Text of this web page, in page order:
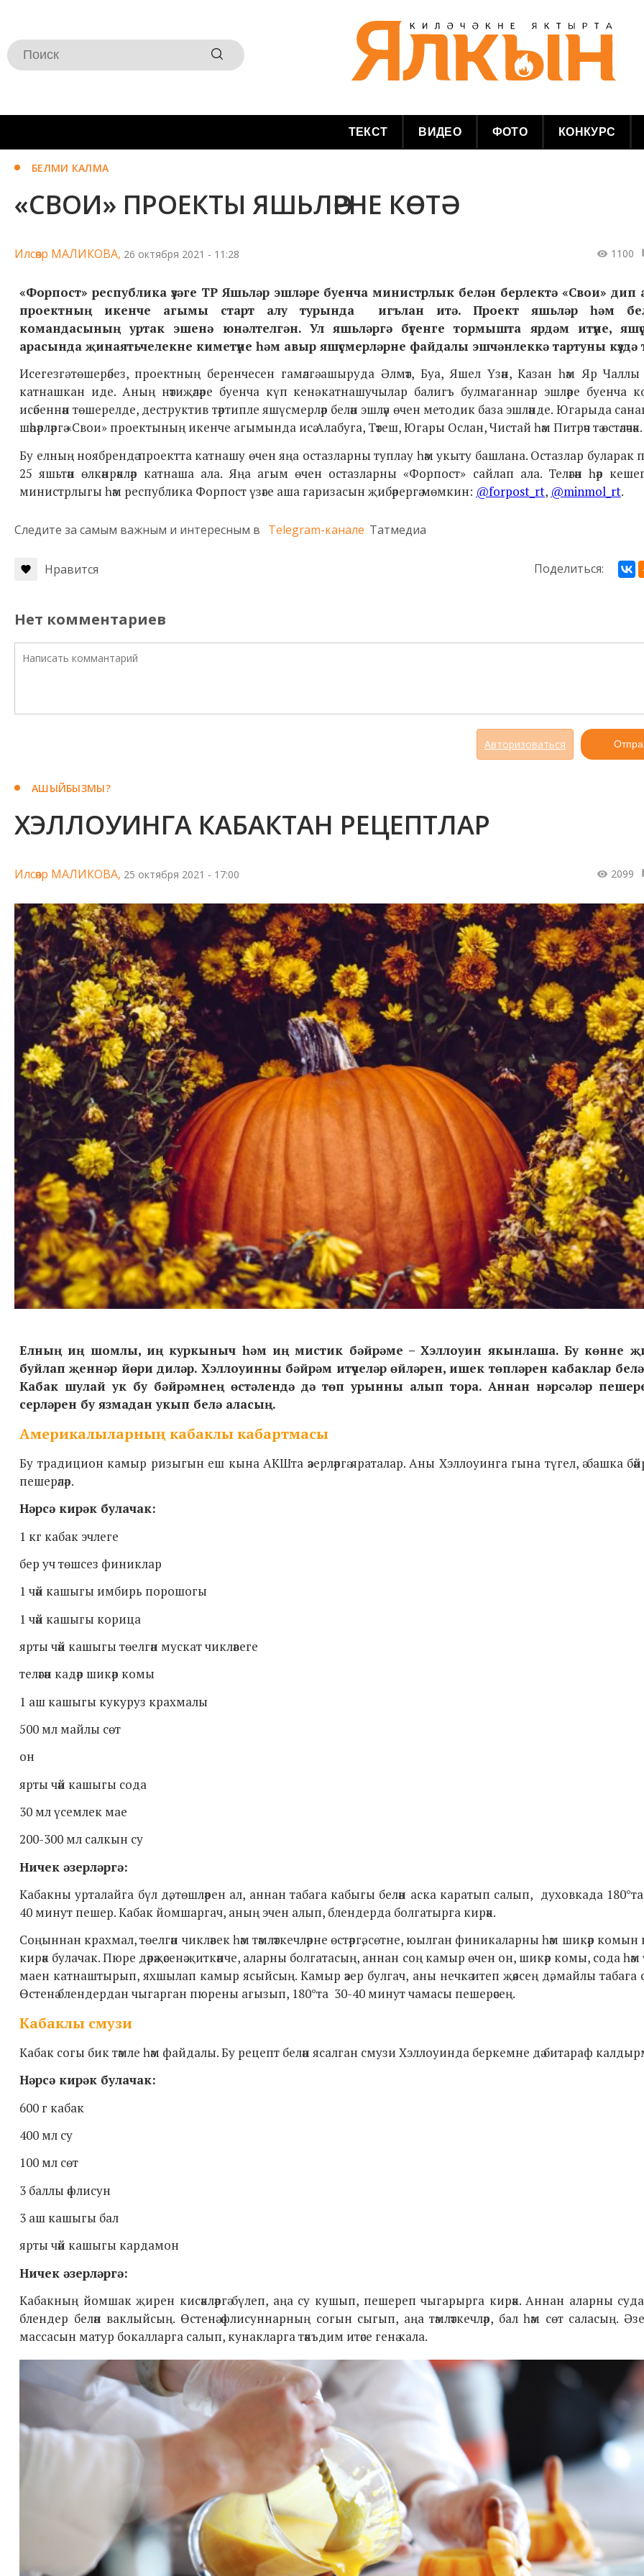
ТЕКСТ ВИДЕО ФОТО КОНКУРС
БЕЛМИ КАЛМА
«СВОИ» ПРОЕКТЫ ЯШЬЛӘРНЕ КӨТӘ
Илсөяр МАЛИКОВА, 26 октября 2021 - 11:28 1100
«Форпост» республика үзәге ТР Яшьләр эшләре буенча министрлык белән берлектә «Свои» дип
проектның икенче агымы старт алу турында игълан итә. Проект яшьләр һәм
командасының уртак эшенә юнәлтелгән. Ул яшьләргә бүгенге тормышта ярдәм итүне,
арасында җинаятьчелекне киметүне һәм авыр яшүсмерләрне файдалы эшчәнлеккә тартуны күздә
Исегезгә төшерәбез, проектның беренчесен гамәлгә ашыруда Әлмәт, Буа, Яшел Үзән, Казан һәм Яр Чаллы
катнашкан иде. Аның нәтиҗәләре буенча күп кенә катнашучылар балигъ булмаганнар эшләре буенча
исәбеннән төшерелде, деструктив тәртипле яшүсмерләр белән эшләү өчен методик база эшләнде. Югарыда
шәһәрләргә «Свои» проектының икенче агымында исә Алабуга, Тәтеш, Югары Ослан, Чистай һәм Питрәч тә өстәләчәк.
Бу елның ноябрендә проектта катнашу өчен яңа остазларны туплау һәм укыту башлана. Остазлар буларак
25 яшьтән өлкәнрәкләр катнаша ала. Яңа агым өчен остазларны «Форпост» сайлап ала. Теләгән һәр
министрлыгы һәм республика Форпост үзәге аша гаризасын җибәрергә мөмкин: @forpost _rt, @minmol_rt.
Следите за самым важным и интересным в Telegram-канале Татмедиа
Нравится Поделиться:
Нет комментариев
Авторизоваться
АШЫЙБЫЗМЫ?
ХЭЛЛОУИНГА КАБАКТАН РЕЦЕПТЛАР
Илсөяр МАЛИКОВА, 25 октября 2021 - 17:00 2099
Елның иң шомлы, иң куркыныч һәм иң мистик бәйрәме – Хэллоуин якынлаша. Бу көнне
буйлап җеннәр йөри диләр. Хэллоуинны бәйрәм итүчеләр өйләрен, ишек төпләрен кабаклар
Кабак шулай ук бу бәйрәмнең өстәлендә дә төп урынны алып тора. Аннан нәрсәләр
серләрен бу язмадан укып белә аласың.
Америкалыларның кабаклы кабартмасы
Бу традицион камыр ризыгын еш кына АКШта әзерләргә яраталар. Аны Хэллоуинга гына түгел, ә башка
пешерәләр.
Нәрсә кирәк булачак:
1 кг кабак эчлеге
бер уч төшсез финиклар
1 чәй кашыгы имбирь порошогы
1 чәй кашыгы корица
ярты чәй кашыгы төелгән мускат чикләвеге
теләгән кадәр шикәр комы
1 аш кашыгы кукуруз крахмалы
500 мл майлы сөт
он
ярты чәй кашыгы сода
30 мл үсемлек мае
200-300 мл салкын су
Ничек әзерләргә:
Кабакны урталайга бүл дә, төшләрен ал, аннан табага кабыгы белән аска каратып салып, духовкада
40 минут пешер. Кабак йомшаргач, аның эчен алып, блендерда болгатырга кирәк.
Соңыннан крахмал, төелгән чикләвек һәм тәмләткечләрне өстәргә, сөтне, юылган финикаларны һәм шикәр
кирәк булачак. Пюре дәрәҗәсенә җиткәнче, аларны болгатасың, аннан соң камыр өчен он, шикәр комы, сода
маен катнаштырып, яхшылап камыр ясыйсың. Камыр әзер булгач, аны нечкә итеп җәясең дә, майлы табага
Өстенә блендердан чыгарган пюрены агызып, 180°та 30-40 минут чамасы пешерәсең.
Кабаклы смузи
Кабак согы бик тәмле һәм файдалы. Бу рецепт белән ясалган смузи Хэллоуинда беркемне дә битараф
Нәрсә кирәк булачак:
600 г кабак
400 мл су
100 мл сөт
3 баллы әфлисун
3 аш кашыгы бал
ярты чәй кашыгы кардамон
Ничек әзерләргә:
Кабакның йомшак җирен кисәкләргә бүлеп, аңа су кушып, пешереп чыгарырга кирәк. Аннан аларны
блендер белән ваклыйсың. Өстенә әфлисуннарның согын сыгып, аңа тәмләткечләр, бал һәм сөт саласың.
массасын матур бокалларга салып, кунакларга тәкъдим итәсе генә кала.